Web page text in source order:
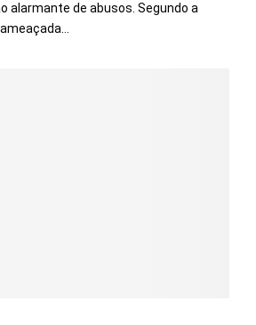
alarmante de abusos. Segundo a